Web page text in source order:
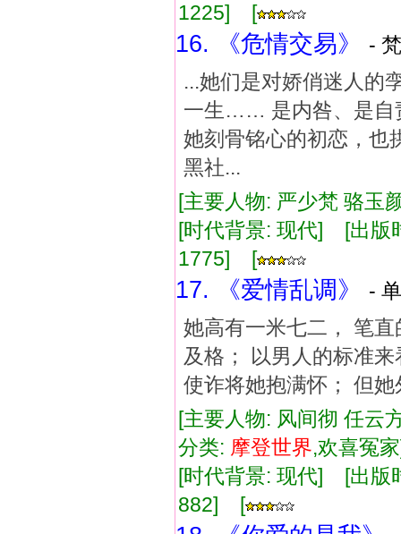
1225] [
16. 《危情交易》
-
...她们是对娇俏迷人的
一生…… 是内咎、是自
她刻骨铭心的初恋，也
黑社...
[主要人物: 严少梵 骆
[时代背景: 现代] [出
1775] [
17. 《爱情乱调》
-
她高有一米七二， 笔
及格； 以男人的标准
使诈将她抱满怀； 但
[主要人物: 风间彻 任
分类: 摩登世界,欢喜冤
[时代背景: 现代] [出
882] [